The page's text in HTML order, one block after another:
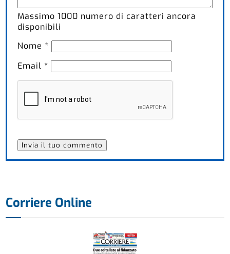
Massimo1000 numero di caratteri ancora
disponibili
Nome *
Email *
Corriere Online